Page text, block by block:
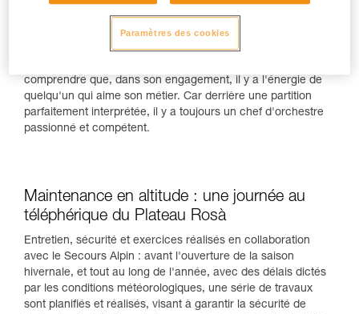
installations s'étendent de 2.050 mètres de Cervinia jusqu'à
3.458 mètres du téléphérique Cime Bianche Laghi - Plateau
comprendre que, dans son engagement, il y a l'énergie de
quelqu'un qui aime son métier. Car derrière une partition
parfaitement interprétée, il y a toujours un chef d'orchestre
passionné et compétent.
Maintenance en altitude : une journée au
téléphérique du Plateau Rosà
Entretien, sécurité et exercices réalisés en collaboration
avec le Secours Alpin : avant l'ouverture de la saison
hivernale, et tout au long de l'année, avec des délais dictés
par les conditions météorologiques, une série de travaux
sont planifiés et réalisés, visant à garantir la sécurité de
Paramètres des cookies